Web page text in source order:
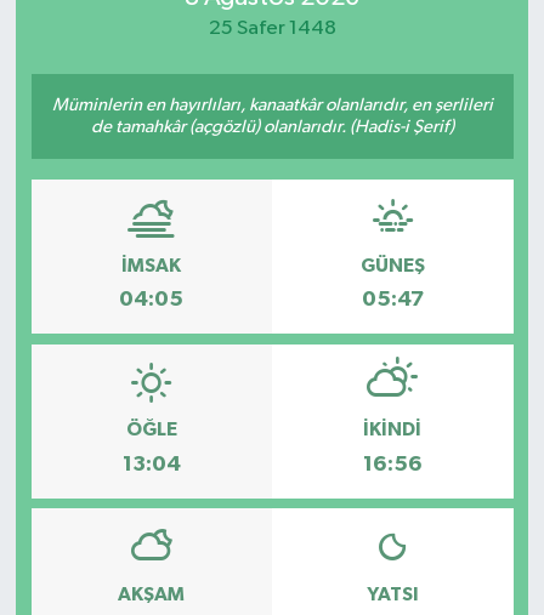
25 Safer 1448
Müminlerin en hayırlıları, kanaatkâr olanlarıdır, en şerlileri
de tamahkâr (açgözlü) olanlarıdır. (Hadis-i Şerif)
İMSAK
04:05
GÜNEŞ
05:47
ÖĞLE
13:04
İKINDI
16:56
AKŞAM YATSI